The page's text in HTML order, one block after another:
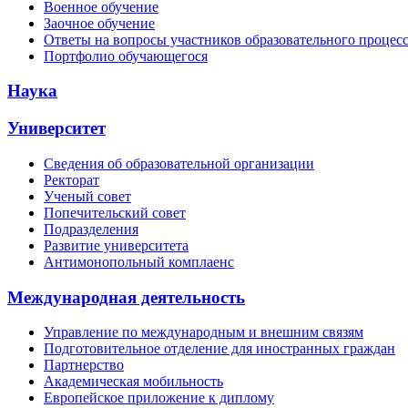
Военное обучение
Заочное обучение
Ответы на вопросы участников образовательного
Портфолио обучающегося
Наука
Университет
Сведения об образовательной организации
Ректорат
Ученый совет
Попечительский совет
Подразделения
Развитие университета
Антимонопольный комплаенс
Международная деятельность
Управление по международным и внешним связям
Подготовительное отделение для иностранных граждан
Партнерство
Академическая мобильность
Европейское приложение к диплому